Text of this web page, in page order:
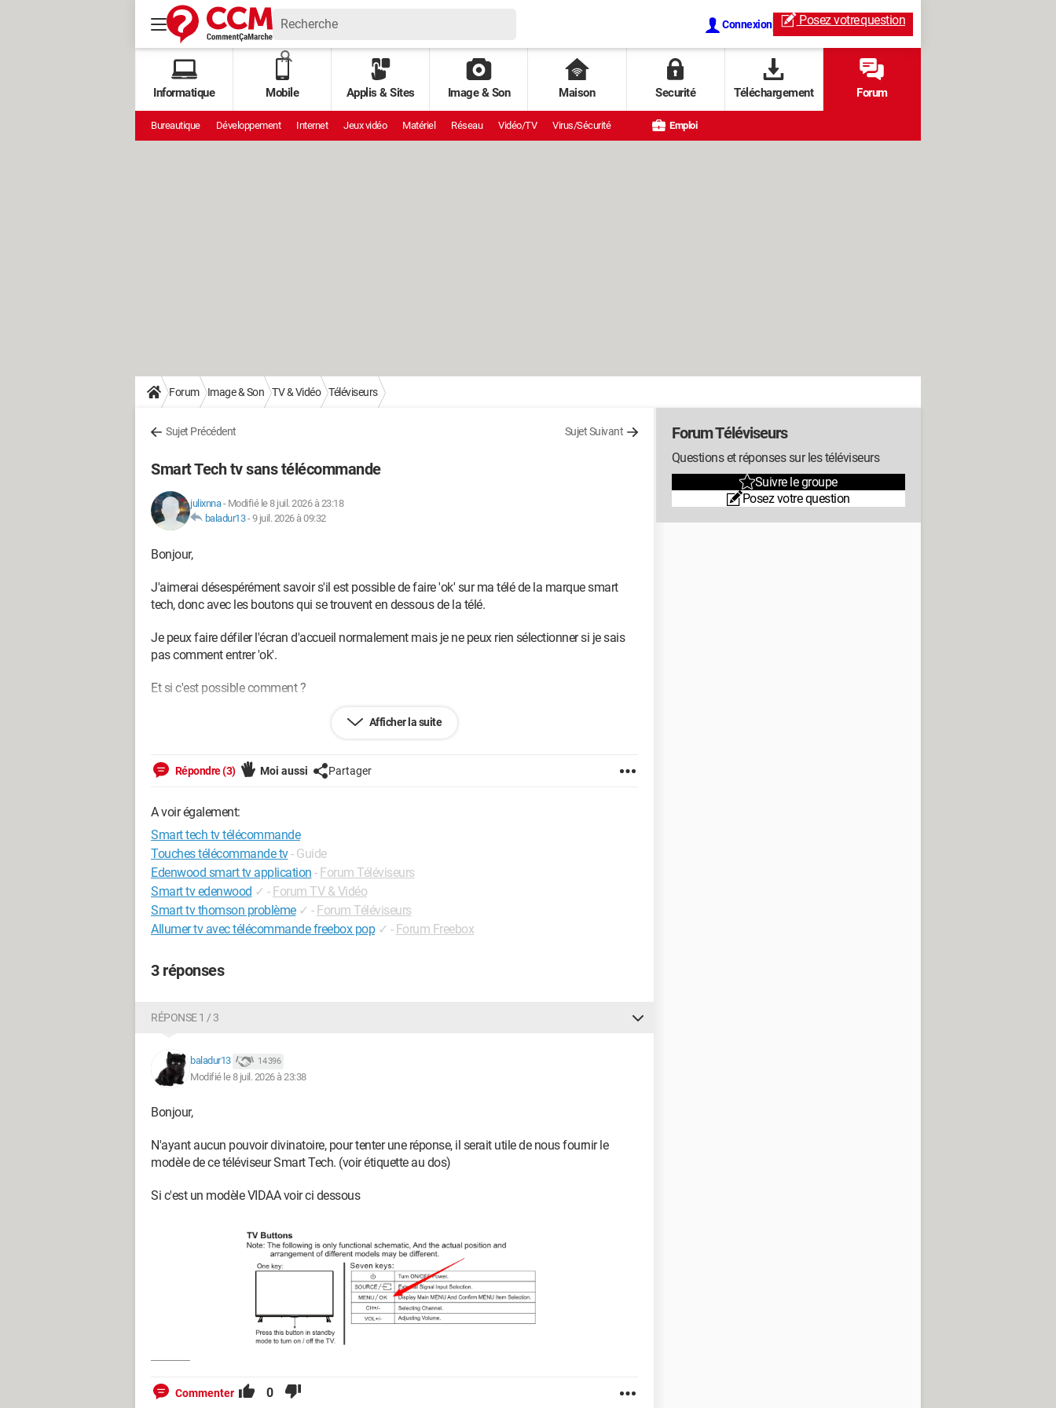
Connexion Posez votrequestion
Informatique Mobile Applis & Sites Image & Son Maison Securité Téléchargement Forum
Bureautique Développement Internet Jeux vidéo Matériel Réseau Vidéo/TV Virus/Sécurité Emploi
Forum Image & Son TV & Vidéo Téléviseurs
Sujet Précédent Sujet Suivant
Smart Tech tv sans télécommande
julixnna- Modifié le 8 juil. 2026 à 23:18
baladur13-9 juil. 2026 à 09:32
Bonjour,
J'aimerai désespérément savoir s'il est possible de faire 'ok' sur ma télé de la marque smart
tech, donc avec les boutons qui se trouvent en dessous de la télé.
Je peux faire défiler l'écran d'accueil normalement mais je ne peux rien sélectionner si je sais
pas comment entrer 'ok'.
Et si c'est possible comment ?
Android / Chrome 149.0.0.0
Afficher la suite
Répondre (3) Moi aussi Partager
A voir également:
Smart tech tv télécommande
Touches télécommande tv- Guide
Edenwood smart tv application - Forum Téléviseurs
Smart tv edenwood ✓ - Forum TV & Vidéo
Smart tv thomson problème ✓ - Forum Téléviseurs
Allumer tv avec télécommande freebox pop ✓ - Forum Freebox
3 réponses
RÉPONSE 1 / 3
baladur13 14 396
Modifié le 8 juil. 2026 à 23:38
Bonjour,
N'ayant aucun pouvoir divinatoire, pour tenter une réponse, il serait utile de nous fournir le
modèle de ce téléviseur Smart Tech. (voir étiquette au dos)
Si c'est un modèle VIDAA voir ci dessous
Commenter 0
Forum Téléviseurs
Questions et réponses sur les téléviseurs
Suivre le groupe
Posez votre question